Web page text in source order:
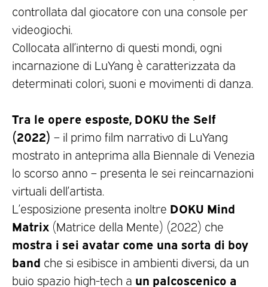
controllata dal giocatore con una console per
videogiochi.
Collocata all’interno di questi mondi, ogni
incarnazione di LuYang è caratterizzata da
determinati colori, suoni e movimenti di danza.
Tra le opere esposte, DOKU the Self
(2022) – il primo film narrativo di LuYang
mostrato in anteprima alla Biennale di Venezia
lo scorso anno – presenta le sei reincarnazioni
virtuali dell’artista.
L’esposizione presenta inoltre DOKU Mind
Matrix (Matrice della Mente) (2022) che
mostra i sei avatar come una sorta di boy
band che si esibisce in ambienti diversi, da un
buio spazio high-tech a un palcoscenico a